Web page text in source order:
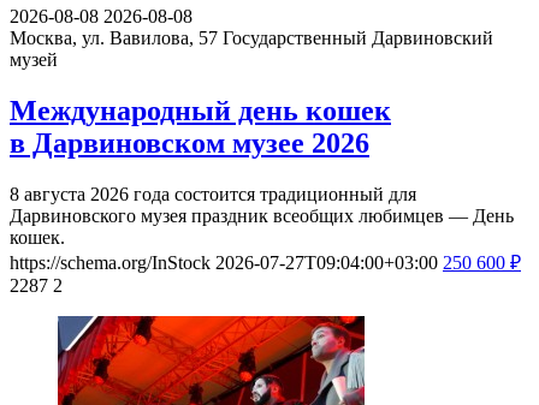
2026-08-08 2026-08-08
Москва, ул. Вавилова, 57 Государственный Дарвиновский
музей
Международный день кошек
в Дарвиновском музее 2026
8 августа 2026 года состоится традиционный для
Дарвиновского музея праздник всеобщих любимцев — День
кошек.
https://schema.org/InStock 2026-07-27T09:04:00+03:00 250 600 ₽
2287 2